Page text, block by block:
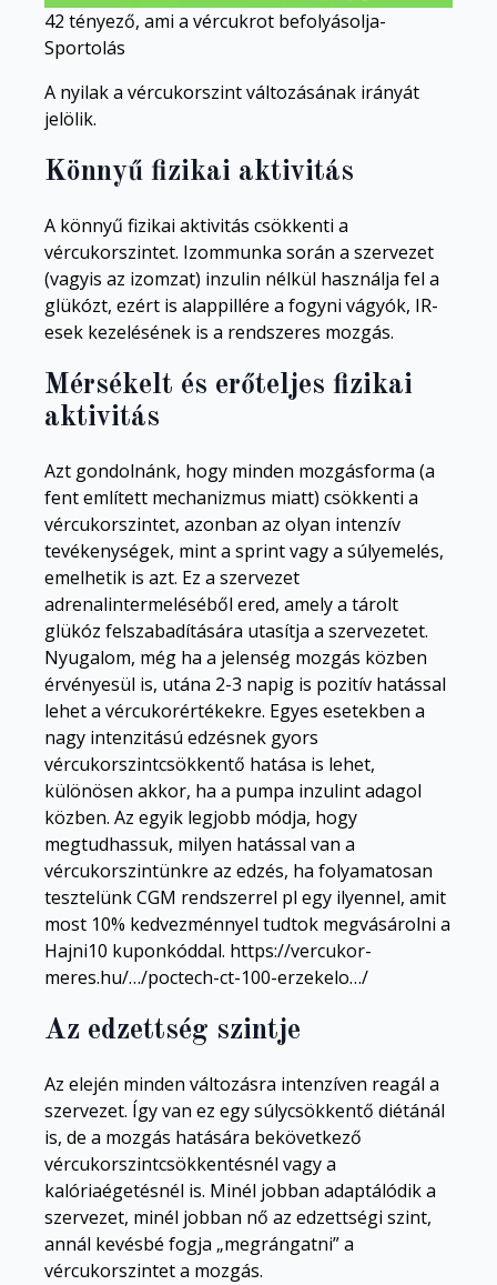
42 tényező, ami a vércukrot befolyásolja-
Sportolás
A nyilak a vércukorszint változásának irányát
jelölik.
Könnyű fizikai aktivitás
A könnyű fizikai aktivitás csökkenti a
vércukorszintet. Izommunka során a szervezet
(vagyis az izomzat) inzulin nélkül használja fel a
glükózt, ezért is alappillére a fogyni vágyók, IR-
esek kezelésének is a rendszeres mozgás.
Mérsékelt és erőteljes fizikai
aktivitás
Azt gondolnánk, hogy minden mozgásforma (a
fent említett mechanizmus miatt) csökkenti a
vércukorszintet, azonban az olyan intenzív
tevékenységek, mint a sprint vagy a súlyemelés,
emelhetik is azt. Ez a szervezet
adrenalintermeléséből ered, amely a tárolt
glükóz felszabadítására utasítja a szervezetet.
Nyugalom, még ha a jelenség mozgás közben
érvényesül is, utána 2-3 napig is pozitív hatással
lehet a vércukorértékekre. Egyes esetekben a
nagy intenzitású edzésnek gyors
vércukorszintcsökkentő hatása is lehet,
különösen akkor, ha a pumpa inzulint adagol
közben. Az egyik legjobb módja, hogy
megtudhassuk, milyen hatással van a
vércukorszintünkre az edzés, ha folyamatosan
tesztelünk CGM rendszerrel pl egy ilyennel, amit
most 10% kedvezménnyel tudtok megvásárolni a
Hajni10 kuponkóddal. https://vercukor-
meres.hu/…/poctech-ct-100-erzekelo…/
Az edzettség szintje
Az elején minden változásra intenzíven reagál a
szervezet. Így van ez egy súlycsökkentő diétánál
is, de a mozgás hatására bekövetkező
vércukorszintcsökkentésnél vagy a
kalóriaégetésnél is. Minél jobban adaptálódik a
szervezet, minél jobban nő az edzettségi szint,
annál kevésbé fogja „megrángatni” a
vércukorszintet a mozgás.